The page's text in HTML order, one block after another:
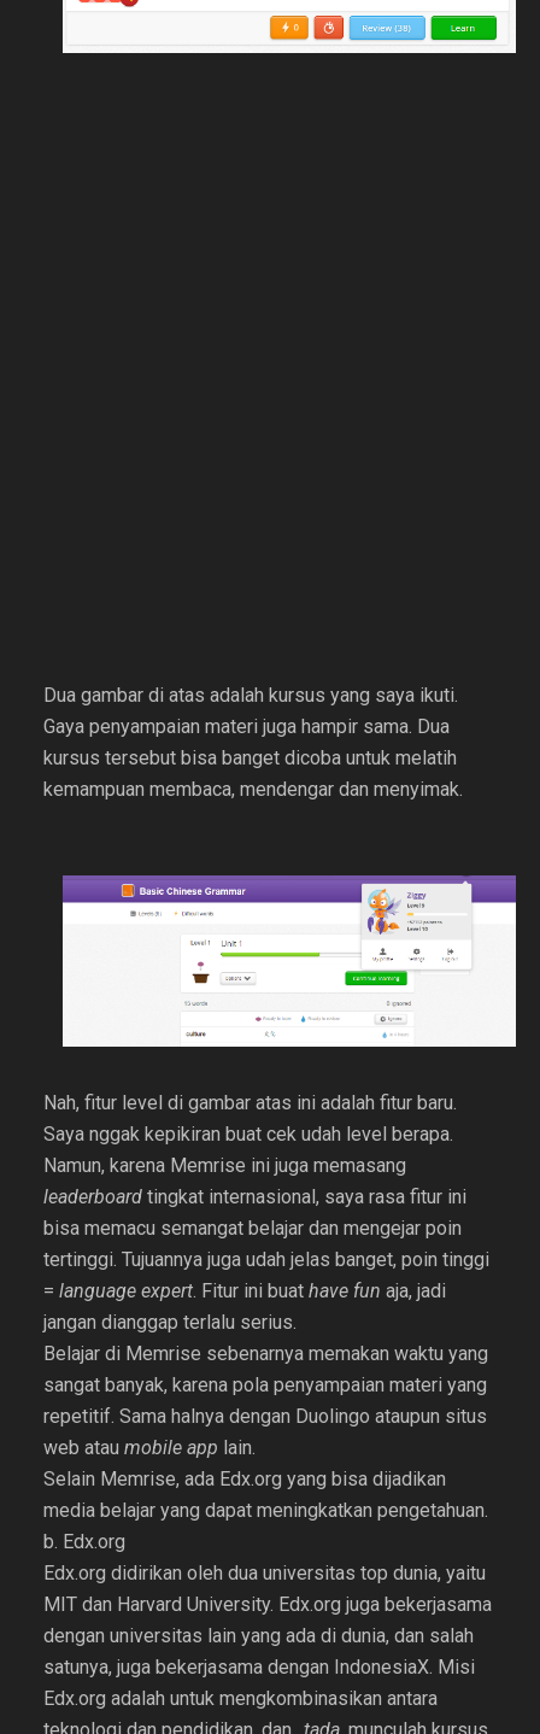
Dua gambar di atas adalah kursus yang saya ikuti.
Gaya penyampaian materi juga hampir sama. Dua
kursus tersebut bisa banget dicoba untuk melatih
kemampuan membaca, mendengar dan menyimak.
Nah, fitur level di gambar atas ini adalah fitur baru.
Saya nggak kepikiran buat cek udah level berapa.
Namun, karena Memrise ini juga memasang
leaderboard tingkat internasional, saya rasa fitur ini
bisa memacu semangat belajar dan mengejar poin
tertinggi. Tujuannya juga udah jelas banget, poin tinggi
= language expert . Fitur ini buat have fun aja, jadi
jangan dianggap terlalu serius.
Belajar di Memrise sebenarnya memakan waktu yang
sangat banyak, karena pola penyampaian materi yang
repetitif. Sama halnya dengan Duolingo ataupun situs
web atau mobile app lain.
Selain Memrise, ada Edx.org yang bisa dijadikan
media belajar yang dapat meningkatkan pengetahuan.
b. Edx.org
Edx.org didirikan oleh dua universitas top dunia, yaitu
MIT dan Harvard University. Edx.org juga bekerjasama
dengan universitas lain yang ada di dunia, dan salah
satunya, juga bekerjasama dengan IndonesiaX. Misi
Edx.org adalah untuk mengkombinasikan antara
teknologi dan pendidikan, dan.. tada, munculah kursus